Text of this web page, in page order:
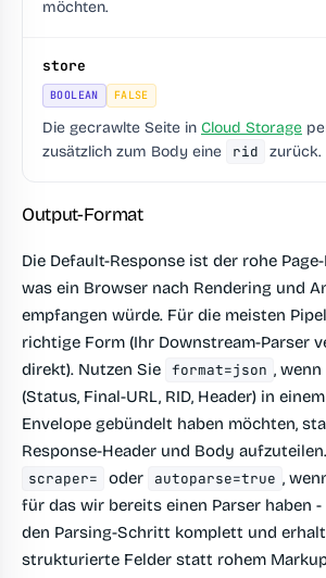
möchten.
store
BOOLEAN FALSE
Die gecrawlte Seite in Cloud Storage
zusätzlich zum Body eine
rid zurück.
Output-Format
Die Default-Response ist der rohe
was ein Browser nach Rendering und
empfangen würde. Für die meisten
richtige Form (Ihr Downstream-Parser
direkt). Nutzen Sie format=json ,
(Status, Final-URL, RID, Header) in
Envelope gebündelt haben möchten,
Response-Header und Body
scraper= oder autoparse=true ,
für das wir bereits einen Parser haben
den Parsing-Schritt komplett und
strukturierte Felder statt rohem